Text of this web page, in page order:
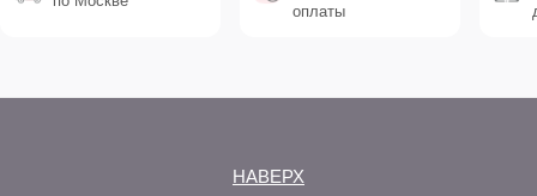
оплаты
НАВЕРХ